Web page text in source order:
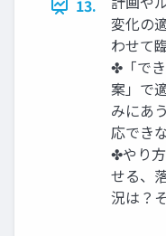
13.
変化の
わせて
✤「で
案」で
みにあ
応でき
✤やり
せる、
況は？